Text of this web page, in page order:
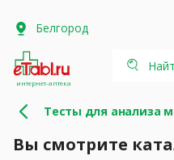
Белгород
интернет-аптека
Тесты для анализа
Вы смотрите